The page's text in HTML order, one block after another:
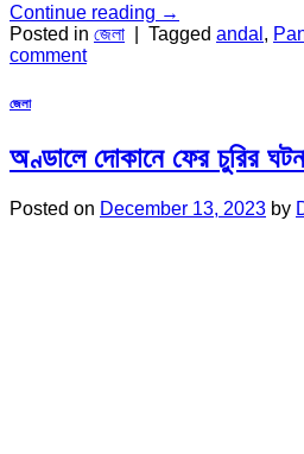
Continue reading →
Posted in জেলা Tagged andal ,
comment
জেলা
অণ্ডালে দোকানে ফের চুরির
Posted on December 13, 2023 by